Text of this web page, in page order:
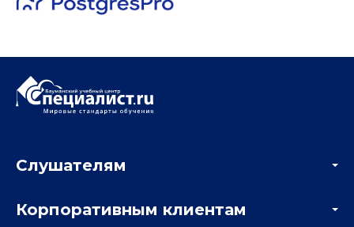
Слушателям
Мастер-классы и вебинары
Корпоративным клиентам